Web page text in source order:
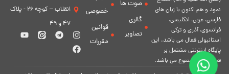
نمود و هم اكنون با زبان های
فارسی، عربى، انگلیسی،
فرانسوی، آذری و ترکی
استانبولی فعال مى باشد. اين
پايگاه اينترنتى مشتمل بر
قسمت هاى متنوع مى باشد.
صوت ها
گالری
تصاویر
خصوصی
قوانین
مقررات
انقلاب – کوچه 26 - پلاک
47 و 49